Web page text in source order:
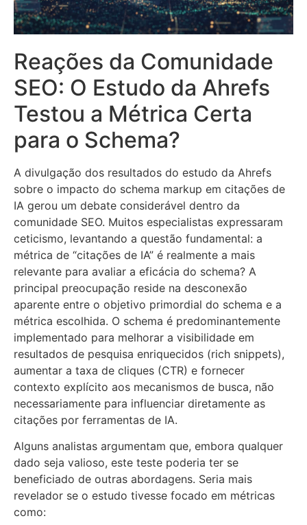
Reações da Comunidade
SEO: O Estudo da Ahrefs
Testou a Métrica Certa
para o Schema?
A divulgação dos resultados do estudo da Ahrefs
sobre o impacto do schema markup em citações de
IA gerou um debate considerável dentro da
comunidade SEO. Muitos especialistas expressaram
ceticismo, levantando a questão fundamental: a
métrica de “citações de IA” é realmente a mais
relevante para avaliar a eficácia do schema? A
principal preocupação reside na desconexão
aparente entre o objetivo primordial do schema e a
métrica escolhida. O schema é predominantemente
implementado para melhorar a visibilidade em
resultados de pesquisa enriquecidos (rich snippets),
aumentar a taxa de cliques (CTR) e fornecer
contexto explícito aos mecanismos de busca, não
necessariamente para influenciar diretamente as
citações por ferramentas de IA.
Alguns analistas argumentam que, embora qualquer
dado seja valioso, este teste poderia ter se
beneficiado de outras abordagens. Seria mais
revelador se o estudo tivesse focado em métricas
como: